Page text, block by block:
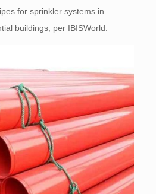
for sprinkler systems in
buildings, per IBISWorld.